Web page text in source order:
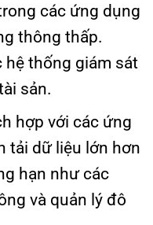
các ứng dụng
thông thấp.
thống giám sát
sản.
hợp với các ứng
tải dữ liệu lớn hơn
hạn như các
và quản lý đô